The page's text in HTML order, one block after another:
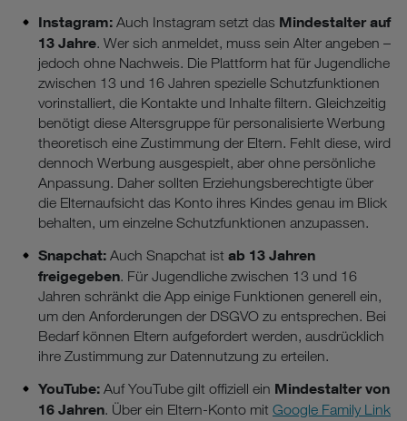
Instagram: Auch Instagram setzt das Mindestalter auf
13 Jahre. Wer sich anmeldet, muss sein Alter angeben –
jedoch ohne Nachweis. Die Plattform hat für Jugendliche
zwischen 13 und 16 Jahren spezielle Schutzfunktionen
vorinstalliert, die Kontakte und Inhalte filtern. Gleichzeitig
benötigt diese Altersgruppe für personalisierte Werbung
theoretisch eine Zustimmung der Eltern. Fehlt diese, wird
dennoch Werbung ausgespielt, aber ohne persönliche
Anpassung. Daher sollten Erziehungsberechtigte über
die Elternaufsicht das Konto ihres Kindes genau im Blick
behalten, um einzelne Schutzfunktionen anzupassen.
Snapchat: Auch Snapchat ist ab 13 Jahren
freigegeben. Für Jugendliche zwischen 13 und 16
Jahren schränkt die App einige Funktionen generell ein,
um den Anforderungen der DSGVO zu entsprechen. Bei
Bedarf können Eltern aufgefordert werden, ausdrücklich
ihre Zustimmung zur Datennutzung zu erteilen.
YouTube: Auf YouTube gilt offiziell ein Mindestalter von
16 Jahren. Über ein Eltern-Konto mit Google Family Link